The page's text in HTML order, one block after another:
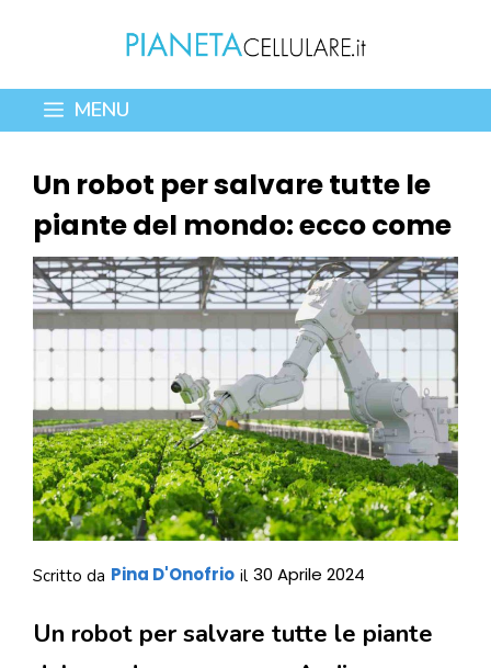
contenuto
MENU
Un robot per salvare tutte le
piante del mondo: ecco come
Scritto da Pina D'Onofrio il 30 Aprile 2024
Un robot per salvare tutte le piante